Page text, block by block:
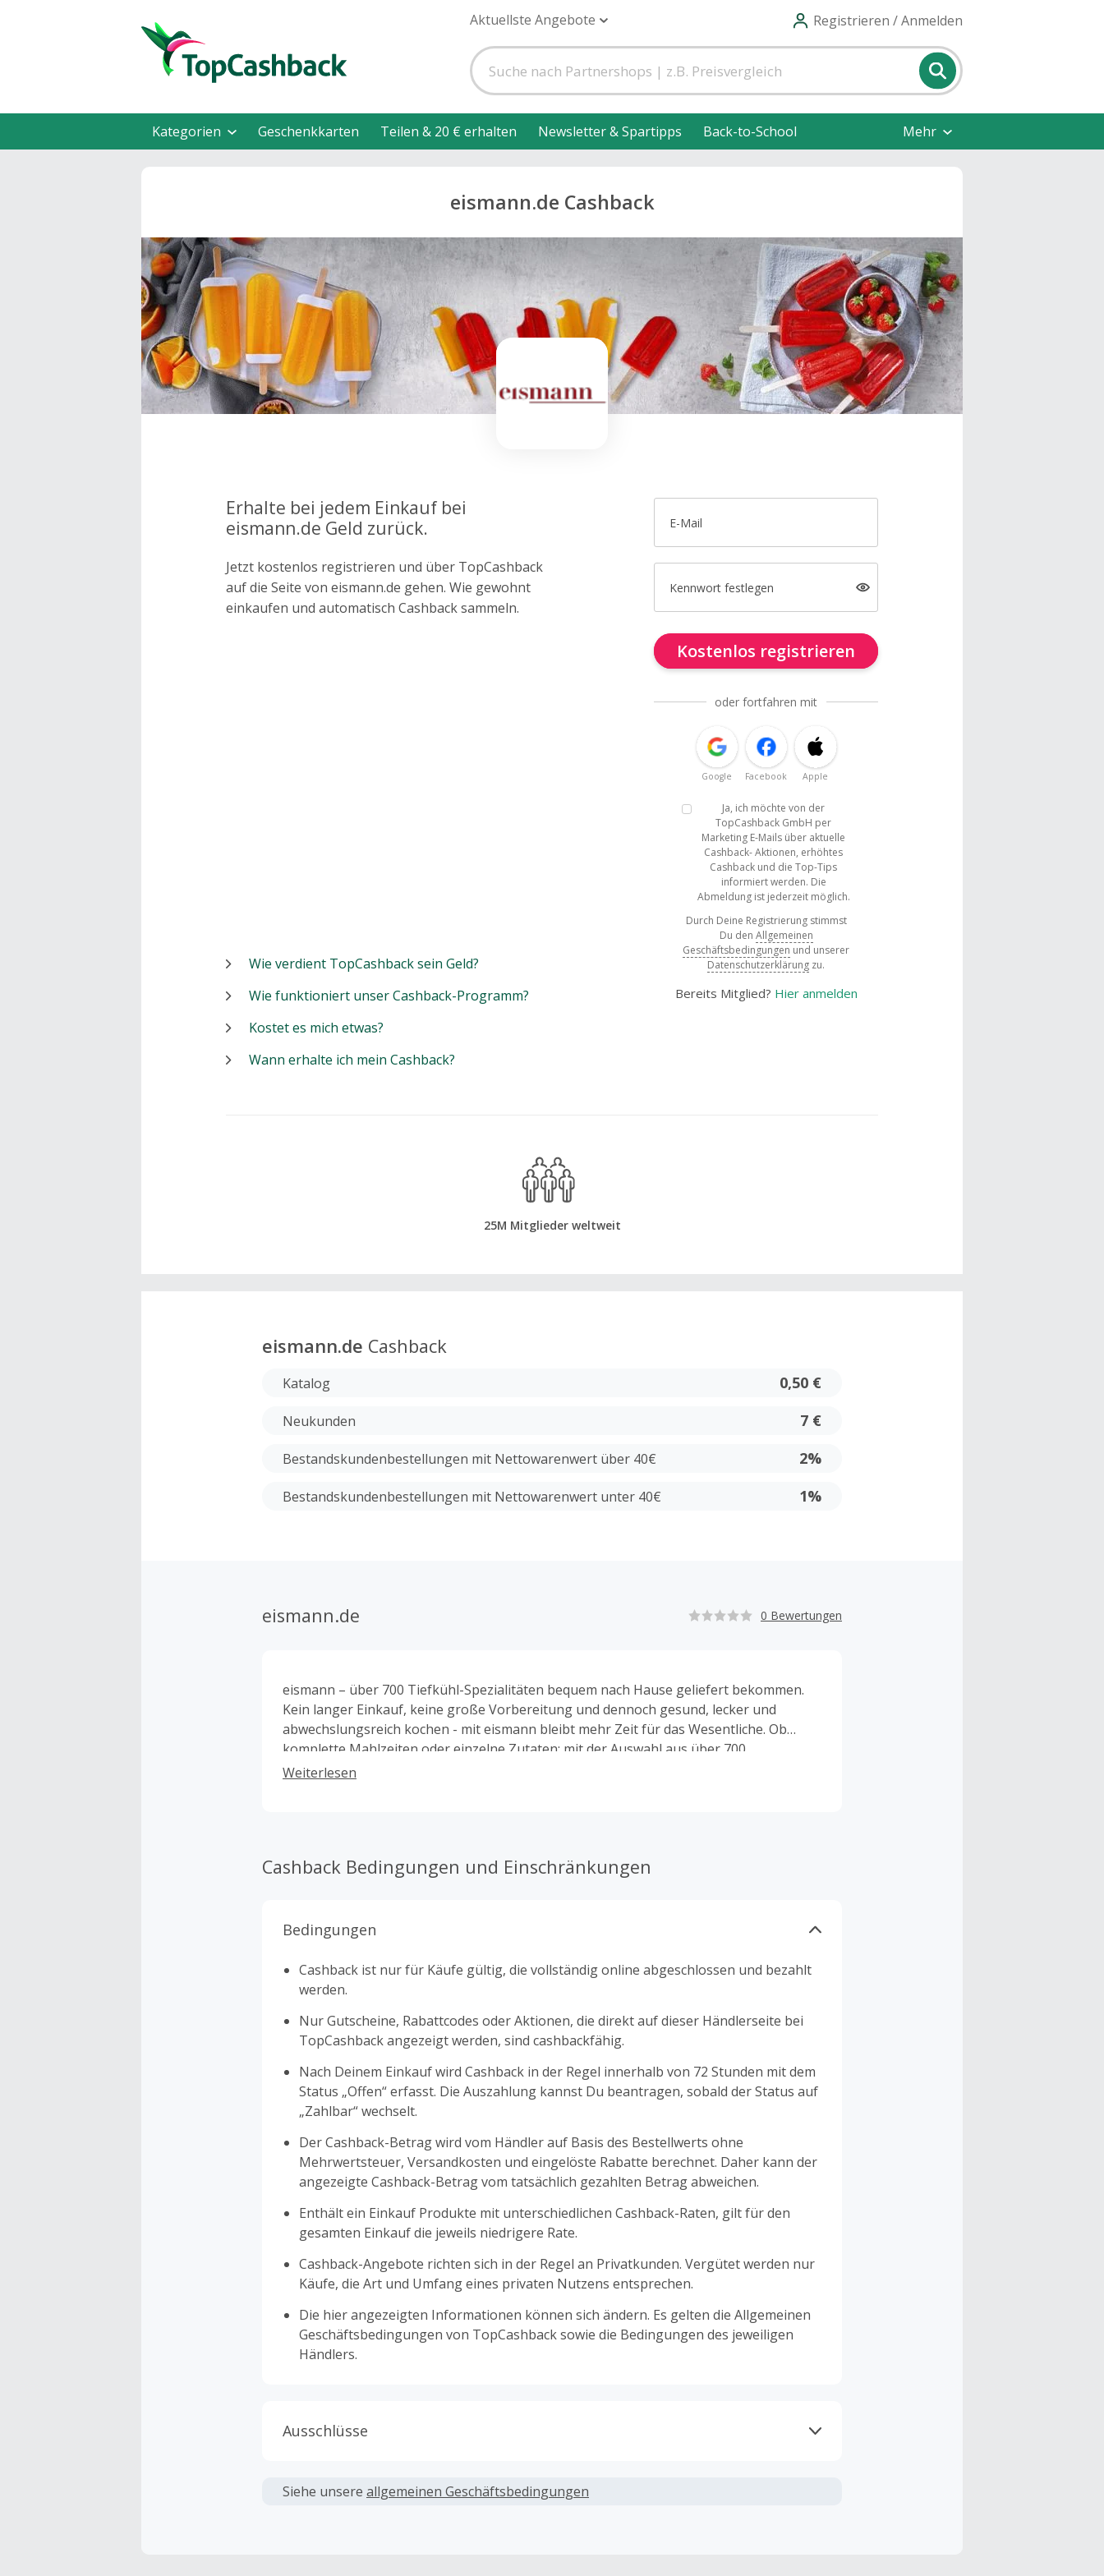
Aktuellste Angebote Registrieren / Anmelden
Kategorien Geschenkkarten Teilen & 20 € erhalten Newsletter & Spartipps Back-to-School Mehr
eismann.de Cashback
Erhalte bei jedem Einkauf bei
eismann.de Geld zurück.
Jetzt kostenlos registrieren und über TopCashback
auf die Seite von eismann.de gehen. Wie gewohnt
einkaufen und automatisch Cashback sammeln.
E-Mail
Kennwort festlegen
Kostenlos registrieren
oder fortfahren mit
Google Facebook Apple
Ja, ich möchte von der
TopCashback GmbH per
Marketing E-Mails über aktuelle
Cashback- Aktionen, erhöhtes
Cashback und die Top-Tips
informiert werden. Die
Abmeldung ist jederzeit möglich.
Durch Deine Registrierung stimmst
Du den Allgemeinen
Geschäftsbedingungen und unserer
Datenschutzerklärung zu.
Bereits Mitglied? Hier anmelden
Wie verdient TopCashback sein Geld?
Wie funktioniert unser Cashback-Programm?
Kostet es mich etwas?
Wann erhalte ich mein Cashback?
25M Mitglieder weltweit
eismann.de Cashback
Katalog 0,50 €
Neukunden 7 €
Bestandskundenbestellungen mit Nettowarenwert über 40€ 2%
Bestandskundenbestellungen mit Nettowarenwert unter 40€ 1%
eismann.de 0 Bewertungen
eismann – über 700 Tiefkühl-Spezialitäten bequem nach Hause geliefert bekommen.
Kein langer Einkauf, keine große Vorbereitung und dennoch gesund, lecker und
abwechslungsreich kochen - mit eismann bleibt mehr Zeit für das Wesentliche. Ob
komplette Mahlzeiten oder einzelne Zutaten: mit der Auswahl aus über 700
hochwertigen Lebensmitteln macht eismann Genießen ganz einfach. Vom feldfrisch
Wochen pünktlich zum vereinbarten Termin beliefern lassen. Oder Du kannst den
bestellen und eusman liefern innerhalb von 1-2 Tagen.
Weiterlesen
Cashback Bedingungen und Einschränkungen
Bedingungen
Cashback ist nur für Käufe gültig, die vollständig online abgeschlossen und bezahlt
werden.
Nur Gutscheine, Rabattcodes oder Aktionen, die direkt auf dieser Händlerseite bei
TopCashback angezeigt werden, sind cashbackfähig.
Nach Deinem Einkauf wird Cashback in der Regel innerhalb von 72 Stunden mit dem
Status „Offen“ erfasst. Die Auszahlung kannst Du beantragen, sobald der Status auf
„Zahlbar“ wechselt.
Der Cashback-Betrag wird vom Händler auf Basis des Bestellwerts ohne
Mehrwertsteuer, Versandkosten und eingelöste Rabatte berechnet. Daher kann der
angezeigte Cashback-Betrag vom tatsächlich gezahlten Betrag abweichen.
Enthält ein Einkauf Produkte mit unterschiedlichen Cashback-Raten, gilt für den
gesamten Einkauf die jeweils niedrigere Rate.
Cashback-Angebote richten sich in der Regel an Privatkunden. Vergütet werden nur
Käufe, die Art und Umfang eines privaten Nutzens entsprechen.
Die hier angezeigten Informationen können sich ändern. Es gelten die Allgemeinen
Geschäftsbedingungen von TopCashback sowie die Bedingungen des jeweiligen
Händlers.
Ausschlüsse
verwendet werden, die nicht ausdrücklich auf dieser Händlerseite von TopCashback
Siehe unsere allgemeinen Geschäftsbedingungen